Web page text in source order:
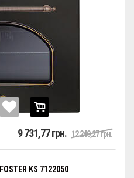
9 731,77 грн. 12 240,27 грн.
KS 7122050